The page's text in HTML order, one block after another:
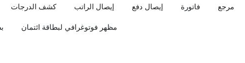
كشف الدرجات إيصال الراتب إيصال دفع فاتورة مرجع
مظهر فوتوغرافي لبطاقة ائتمان